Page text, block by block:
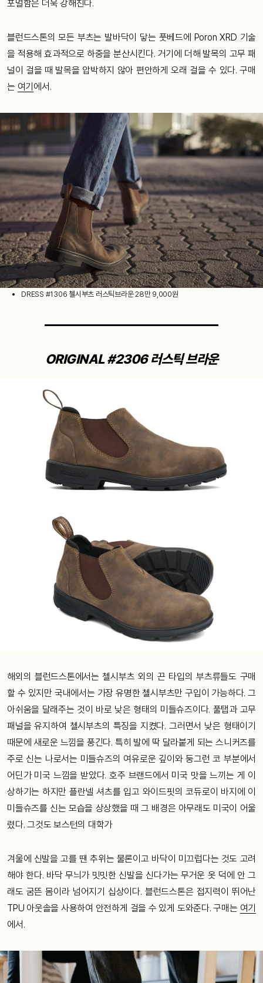
포멀함은 더욱 강해진다.
블런드스톤의 모든 부츠는 발바닥이 닿는 풋베드에 Poron XRD 기술
을 적용해 효과적으로 하중을 분산시킨다. 거기에 더해 발목의 고무 패
널이 걸을 때 발목을 압박하지 않아 편안하게 오래 걸을 수 있다. 구매
는 여기에서.
DRESS #1306 첼시부츠 러스틱브라운 28만 9,000원
ORIGINAL #2306 러스틱 브라운
해외의 블런드스톤에서는 첼시부츠 외의 끈 타입의 부츠류들도 구매
할 수 있지만 국내에서는 가장 유명한 첼시부츠만 구입이 가능하다. 그
아쉬움을 달래주는 것이 바로 낮은 형태의 미들슈즈이다. 풀탭과 고무
패널을 유지하여 첼시부츠의 특징을 지켰다. 그러면서 낮은 형태이기
때문에 새로운 느낌을 풍긴다. 특히 발에 딱 달라붙게 되는 스니커즈를
주로 신는 나로서는 미들슈즈의 여유로운 깊이와 둥그런 코 부분에서
어딘가 미국 느낌을 받았다. 호주 브랜드에서 미국 맛을 느끼는 게 이
상하기는 하지만 플란넬 셔츠를 입고 와이드핏의 코듀로이 바지에 이
미들슈즈를 신는 모습을 상상했을 때 그 배경은 아무래도 미국이 어울
렸다. 그것도 보스턴의 대학가
겨울에 신발을 고를 땐 추위는 물론이고 바닥이 미끄럽다는 것도 고려
해야 한다. 바닥 무늬가 밋밋한 신발을 신다가는 무거운 옷 덕에 안 그
래도 굼뜬 몸이라 넘어지기 십상이다. 블런드스톤은 접지력이 뛰어난
TPU 아웃솔을 사용하여 안전하게 걸을 수 있게 도와준다. 구매는 여기
에서.